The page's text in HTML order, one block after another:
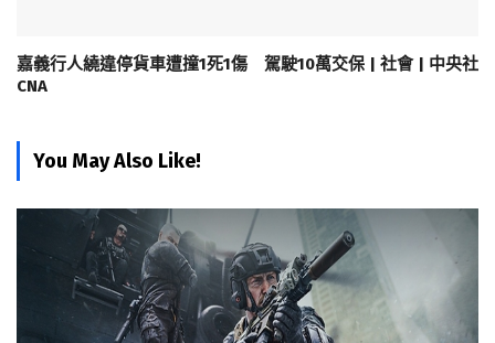
嘉義行人繞違停貨車遭撞1死1傷 駕駛10萬交保 | 社會 | 中央社
CNA
You May Also Like!